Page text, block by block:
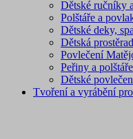
Dětské ručníky
Polštáře a
Dětské deky,
Dětská
Povlečení
Peřiny a polštáře
Dětské
Tvoření a vyrábění